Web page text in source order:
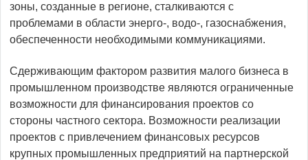
зоны, созданные в регионе, сталкиваются с
проблемами в области энерго-, водо-, газоснабжения,
обеспеченности необходимыми коммуникациями.
Сдерживающим фактором развития малого бизнеса в
промышленном производстве являются ограниченные
возможности для финансирования проектов со
стороны частного сектора. Возможности реализации
проектов с привлечением финансовых ресурсов
крупных промышленных предприятий на партнерской